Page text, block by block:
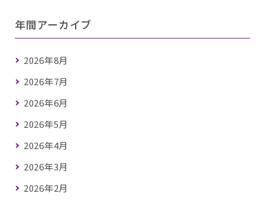
年間アーカイブ
2026年8月
2026年7月
2026年6月
2026年5月
2026年4月
2026年3月
2026年2月